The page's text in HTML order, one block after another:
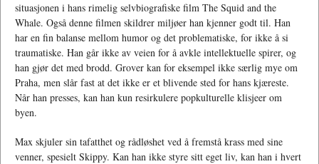
situasjonen i hans rimelig selvbiografiske film The Squid and the
Whale. Også denne filmen skildrer miljøer han kjenner godt til. Han
har en fin balanse mellom humor og det problematiske, for ikke å si
traumatiske. Han går ikke av veien for å avkle intellektuelle spirer, og
han gjør det med brodd. Grover kan for eksempel ikke særlig mye om
Praha, men slår fast at det ikke er et blivende sted for hans kjæreste.
Når han presses, kan han kun resirkulere popkulturelle klisjeer om
byen.
Max skjuler sin tafatthet og rådløshet ved å fremstå krass med sine
venner, spesielt Skippy. Kan han ikke styre sitt eget liv, kan han i hvert